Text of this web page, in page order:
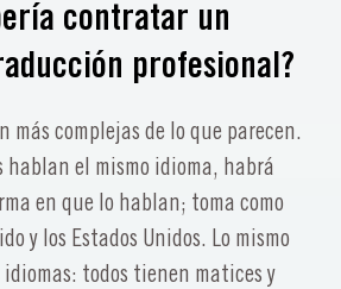
contratar un
profesional?
más complejas de lo que parecen.
hablan el mismo idioma, habrá
en que lo hablan; toma como
y los Estados Unidos. Lo mismo
idiomas: todos tienen matices y